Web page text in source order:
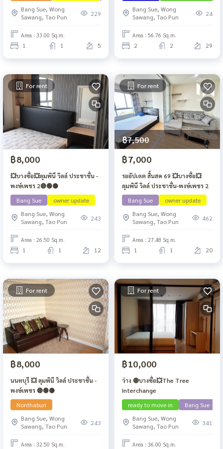
Bang Sue, Wong
Sawang, Tao Pun
229
Area : 33.00 Sq.m.
1 1 5
Bang Sue, Wong
Sawang, Tao Pun
24
Area : 56.76 Sq.m.
2 2 29
For rent
฿8,000
💥บางซื่อ💥ลุมพินี วิลล์ ประชาชื่น -
พงษ์เพชร 2🔴🟢🟡
Bang Sue
owner update
Bang Sue, Wong
Sawang, Tao Pun
243
Area : 26.50 Sq.m.
1 1 12
For rent
฿7,500
฿7,000
รออัปเดต สิ้นสค 69 💥บางซื่อ💥
ลุมพินี วิลล์ ประชาชื่น-พงษ์เพชร 2
Bang Sue
owner update
Bang Sue, Wong
Sawang, Tao Pun
462
Area : 27.48 Sq.m.
1 1 20
For rent
฿8,000
นนทบุรี 💥 ลุมพินี วิลล์ ประชาชื่น -
พงษ์เพชร 🔴🟢🟡
Nonthaburi
Bang Sue, Wong
Sawang, Tao Pun
243
Area : 32.50 Sq.m.
For rent
฿10,000
ว่าง 🔴บางซื่อ💥The Tree
Interchange
ready to move in
Bang Sue
Bang Sue, Wong
Sawang, Tao Pun
341
Area : 36.00 Sq.m.